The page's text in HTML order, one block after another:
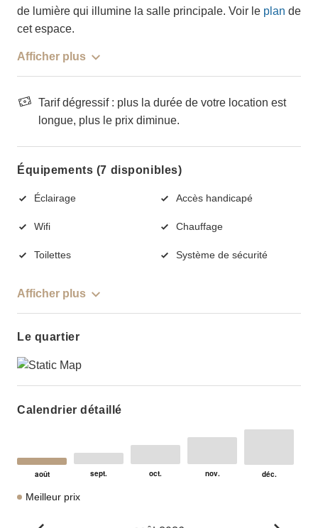
de lumière qui illumine la salle principale. Voir le plan de
cet espace.
Afficher plus
Tarif dégressif : plus la durée de votre location est
longue, plus le prix diminue.
Équipements (7 disponibles)
Éclairage Accès handicapé
Wifi Chauffage
Toilettes Système de sécurité
Afficher plus
Le quartier
Calendrier détaillé
Meilleur prix